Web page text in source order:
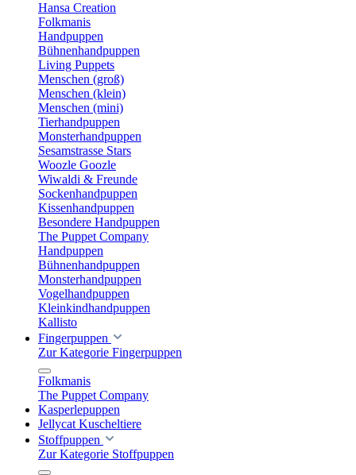
Hansa Creation
Folkmanis
Handpuppen
Bühnenhandpuppen
Living Puppets
Menschen (groß)
Menschen (klein)
Menschen (mini)
Tierhandpuppen
Monsterhandpuppen
Sesamstrasse Stars
Woozle Goozle
Wiwaldi & Freunde
Sockenhandpuppen
Kissenhandpuppen
Besondere Handpuppen
The Puppet Company
Handpuppen
Bühnenhandpuppen
Monsterhandpuppen
Vogelhandpuppen
Kleinkindhandpuppen
Kallisto
Fingerpuppen
Zur Kategorie Fingerpuppen
Folkmanis
The Puppet Company
Kasperlepuppen
Jellycat Kuscheltiere
Stoffpuppen
Zur Kategorie Stoffpuppen